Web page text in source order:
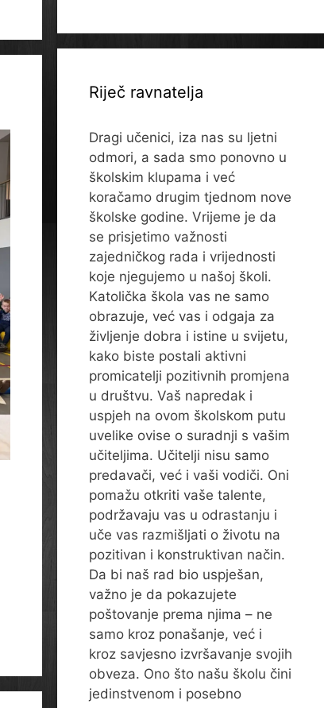
Riječ ravnatelja
Dragi učenici, iza nas su ljetni
odmori, a sada smo ponovno u
školskim klupama i već
koračamo drugim tjednom nove
školske godine. Vrijeme je da
se prisjetimo važnosti
zajedničkog rada i vrijednosti
koje njegujemo u našoj školi.
Katolička škola vas ne samo
obrazuje, već vas i odgaja za
življenje dobra i istine u svijetu,
kako biste postali aktivni
promicatelji pozitivnih promjena
u društvu. Vaš napredak i
uspjeh na ovom školskom putu
uvelike ovise o suradnji s vašim
učiteljima. Učitelji nisu samo
predavači, već i vaši vodiči. Oni
pomažu otkriti vaše talente,
podržavaju vas u odrastanju i
uče vas razmišljati o životu na
pozitivan i konstruktivan način.
Da bi naš rad bio uspješan,
važno je da pokazujete
poštovanje prema njima – ne
samo kroz ponašanje, već i
kroz savjesno izvršavanje svojih
obveza. Ono što našu školu čini
jedinstvenom i posebno